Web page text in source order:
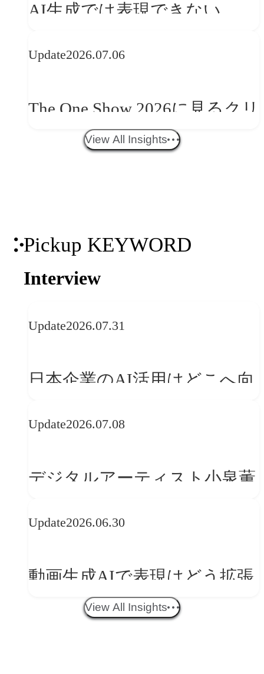
か
AI生成では表現できない
望
Update2026.07.06
The One Show 2026に見るクリ
エイティブトレンド──社会
View All Insights
Pickup KEYWORD
Interview
Update2026.07.31
日本企業のAI活用はどこへ向
レンドに見る「人間中心」へ
Update2026.07.08
デジタルアーティスト小泉薫
ークフロー設計と「ノイズと
Update2026.06.30
動画生成AIで表現はどう拡張
する？映像ディレクター橋本
View All Insights